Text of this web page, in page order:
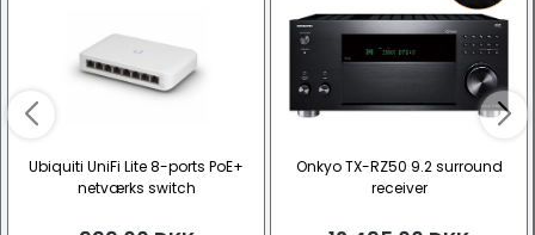
Ubiquiti UniFi Lite 8-ports PoE+
netværks switch
Onkyo TX-RZ50 9.2 surround
receiver